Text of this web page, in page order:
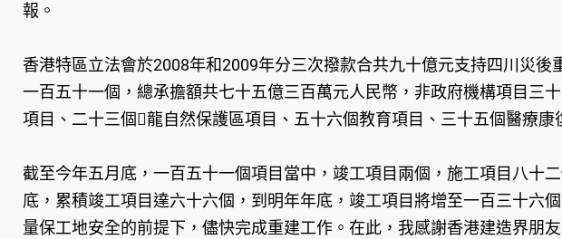
報。
香港特區立法會於2008年和2009年分三次撥款合共九十億元支持四川災
一百五十一個，總承擔額共七十五億三百萬元人民幣，非政府機構項目三
項目、二十三個龍自然保護區項目、五十六個教育項目、三十五個醫療
截至今年五月底，一百五十一個項目當中，竣工項目兩個，施工項目八十
底，累積竣工項目達六十六個，到明年年底，竣工項目將增至一百三十六
量保工地安全的前提下，儘快完成重建工作。在此，我感謝香港建造界朋